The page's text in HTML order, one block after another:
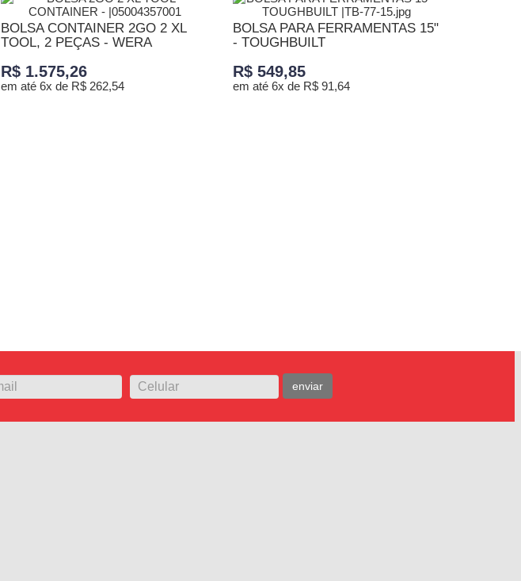
BOLSA CONTAINER 2GO 2 XL
TOOL, 2 PEÇAS - WERA
R$ 1.575,26
em até 6x de R$ 262,54
BOLSA PARA FERRAMENTAS 15"
- TOUGHBUILT
R$ 549,85
em até 6x de R$ 91,64
enviar